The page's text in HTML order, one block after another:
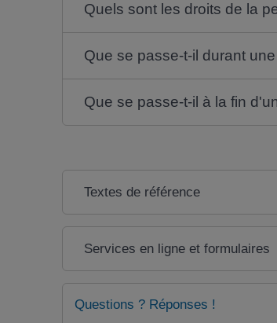
Quels sont les droits de la
Que se passe-t-il durant
Que se passe-t-il à la fin
Textes de référence
Services en ligne et formulaires
Questions ? Réponses !